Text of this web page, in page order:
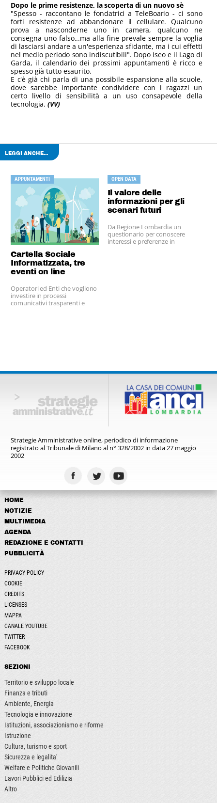
Dopo le prime resistenze, la scoperta di un nuovo sè
"Spesso - raccontano le fondatrici a TeleBoario - ci sono
forti resistenze ad abbandonare il cellulare. Qualcuno
prova a nasconderne uno in camera, qualcuno ne
consegna uno falso...ma alla fine prevale sempre la voglia
di lasciarsi andare a un'esperienza sfidante, ma i cui effetti
nel medio periodo sono indiscutibili". Dopo Iseo e il Lago di
Garda, il calendario dei prossimi appuntamenti è ricco e
spesso già tutto esaurito.
E c'è già chi parla di una possibile espansione alla scuole,
dove sarebbe importante condividere con i ragazzi un
certo livello di sensibilità a un uso consapevole della
tecnologia. (VV)
LEGGI ANCHE...
APPUNTAMENTI
Cartella Sociale
Informatizzata, tre
eventi on line
Operatori ed Enti che vogliono
investire in processi
comunicativi trasparenti e
OPEN DATA
Il valore delle
informazioni per gli
scenari futuri
Da Regione Lombardia un
questionario per conoscere
interessi e preferenze in
Strategie Amministrative online, periodico di informazione
registratoal Tribunale di Milano al n° 328/2002 in data 27 maggio
2002
HOME
NOTIZIE
MULTIMEDIA
AGENDA
REDAZIONE E CONTATTI
PUBBLICITÀ
PRIVACY POLICY
COOKIE
CREDITS
LICENSES
MAPPA
CANALE YOUTUBE
TWITTER
FACEBOOK
SEZIONI
Territorio e sviluppo locale
Finanza e tributi
Ambiente, Energia
Tecnologia e innovazione
Istituzioni, associazionismo e riforme
Istruzione
Cultura, turismo e sport
Sicurezza e legalita'
Welfare e Politiche Giovanili
Lavori Pubblici ed Edilizia
Altro